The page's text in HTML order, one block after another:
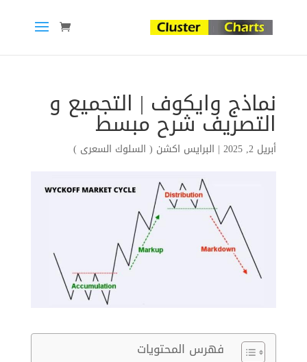
نماذج وايكوف | التجميع و
التصريف شرح مبسط
أبريل 2, 2025 | البرايس اكشن ( السلوك السعرى )
فهرس المحتويات